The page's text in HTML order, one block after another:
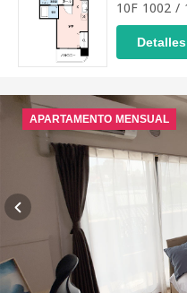
10F 1002 /
Detalles
APARTAMENTO MENSUAL